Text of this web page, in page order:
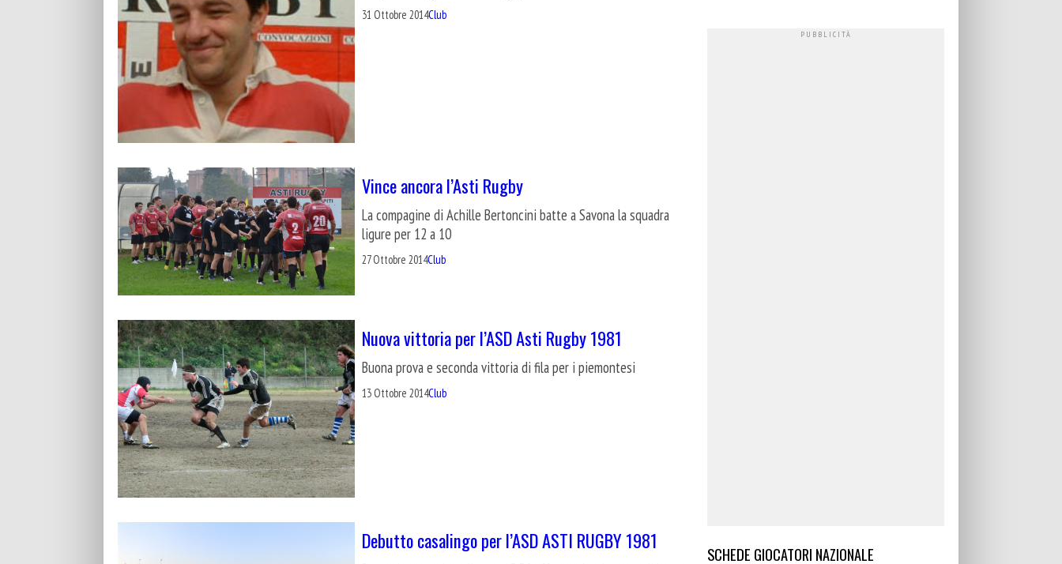
31 Ottobre 2014Club
Vince ancora l’Asti Rugby
La compagine di Achille Bertoncini batte a Savona la squadra
ligure per 12 a 10
27 Ottobre 2014Club
Nuova vittoria per l’ASD Asti Rugby 1981
Buona prova e seconda vittoria di fila per i piemontesi
13 Ottobre 2014Club
Debutto casalingo per l’ASD ASTI RUGBY 1981
SCHEDE GIOCATORI NAZIONALE